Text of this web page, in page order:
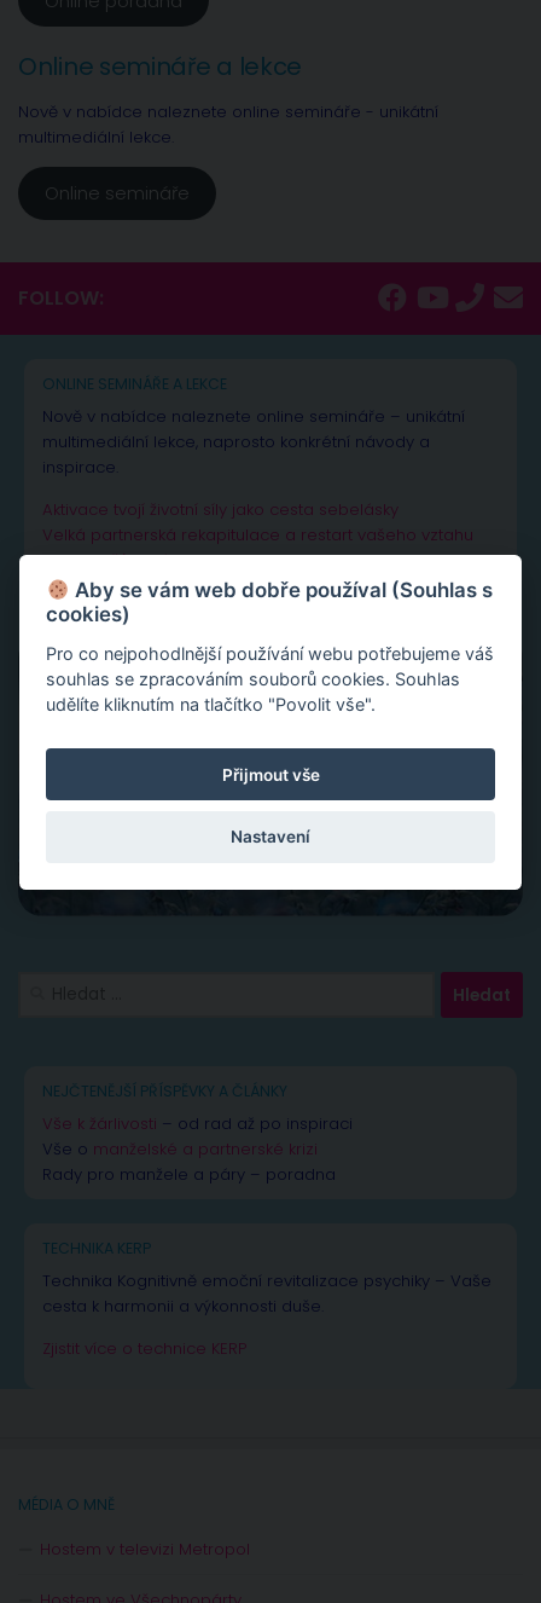
Online semináře a lekce
Nově v nabídce naleznete online semináře - unikátní
multimediální lekce.
Online semináře
FOLLOW:
ONLINE SEMINÁŘE A LEKCE
Nově v nabídce naleznete online semináře – unikátní
multimediální lekce, naprosto konkrétní návody a
inspirace.
Aktivace tvojí životní síly jako cesta sebelásky
Velká partnerská rekapitulace a restart vašeho vztahu
Slovy ke šťastnému vztahu
NEJČTENĚJŠÍ PŘÍSPĚVKY A ČLÁNKY
Vše k žárlivosti – od rad až po inspiraci
Vše o manželské a partnerské krizi
Rady pro manžele a páry – poradna
TECHNIKA KERP
Technika Kognitivně emoční revitalizace psychiky – Vaše
cesta k harmonii a výkonnosti duše.
Zjistit více o technice KERP
MÉDIA O MNĚ
Hostem v televizi Metropol
Aby se vám web dobře používal (Souhlas s
cookies)
Pro co nejpohodlnější používání webu potřebujeme váš
souhlas se zpracováním souborů cookies. Souhlas
udělíte kliknutím na tlačítko "Povolit vše".
Přijmout vše
Nastavení